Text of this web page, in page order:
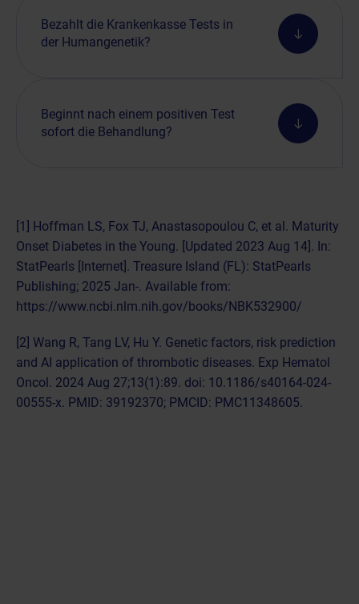
Bezahlt die Krankenkasse Tests in
der Humangenetik?
Beginnt nach einem positiven Test
sofort die Behandlung?
[1] Hoffman LS, Fox TJ, Anastasopoulou C, et al. Maturity
Onset Diabetes in the Young. [Updated 2023 Aug 14]. In:
StatPearls [Internet]. Treasure Island (FL): StatPearls
Publishing; 2025 Jan-. Available from:
https://www.ncbi.nlm.nih.gov/books/NBK532900/
[2] Wang R, Tang LV, Hu Y. Genetic factors, risk prediction
and AI application of thrombotic diseases. Exp Hematol
Oncol. 2024 Aug 27;13(1):89. doi: 10.1186/s40164-024-
00555-x. PMID: 39192370; PMCID: PMC11348605.